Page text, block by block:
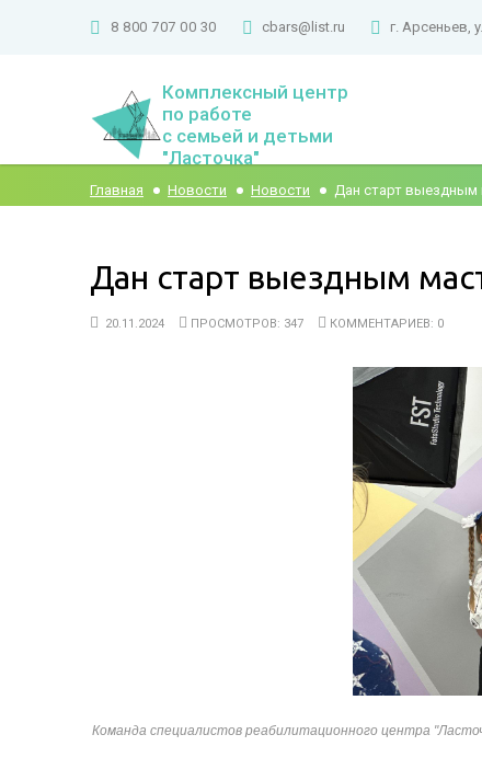
8 800 707 00 30 cbars@list.ru г. Арсеньев,
Комплексный центр
по работе
с семьей и детьми
"Ласточка"
Главная Новости Новости Дан старт выездным
Дан старт выездным
20.11.2024 ПРОСМОТРОВ: 347 КОММЕНТАРИЕВ: 0
Команда специалистов реабилитационного центра